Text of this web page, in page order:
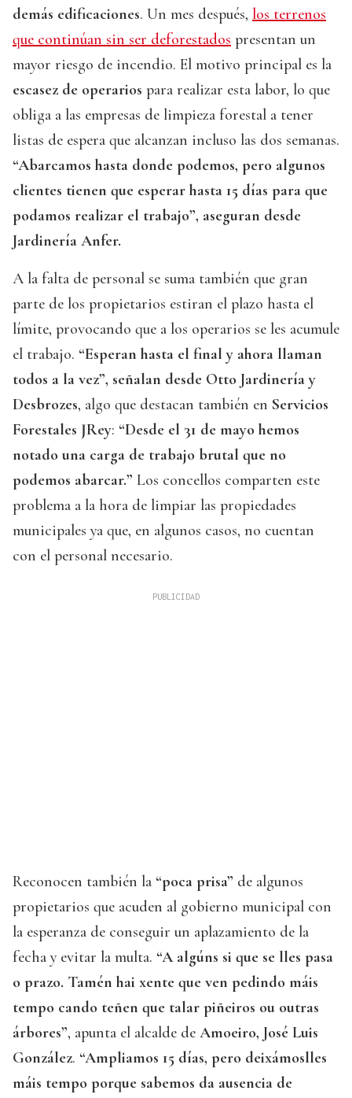
demás edificaciones. Un mes después, los terrenos
que continúan sin ser deforestados presentan un
mayor riesgo de incendio. El motivo principal es la
escasez de operarios para realizar esta labor, lo que
obliga a las empresas de limpieza forestal a tener
listas de espera que alcanzan incluso las dos semanas.
“Abarcamos hasta donde podemos, pero algunos
clientes tienen que esperar hasta 15 días para que
podamos realizar el trabajo”, aseguran desde
Jardinería Anfer.
A la falta de personal se suma también que gran
parte de los propietarios estiran el plazo hasta el
límite, provocando que a los operarios se les acumule
el trabajo. “Esperan hasta el final y ahora llaman
todos a la vez”, señalan desde Otto Jardinería y
Desbrozes, algo que destacan también en Servicios
Forestales JRey: “Desde el 31 de mayo hemos
notado una carga de trabajo brutal que no
podemos abarcar.” Los concellos comparten este
problema a la hora de limpiar las propiedades
municipales ya que, en algunos casos, no cuentan
con el personal necesario.
Reconocen también la “poca prisa” de algunos
propietarios que acuden al gobierno municipal con
la esperanza de conseguir un aplazamiento de la
fecha y evitar la multa. “A algúns si que se lles pasa
o prazo. Tamén hai xente que ven pedindo máis
tempo cando teñen que talar piñeiros ou outras
árbores”, apunta el alcalde de Amoeiro, José Luis
González. “Ampliamos 15 días, pero deixámoslles
máis tempo porque sabemos da ausencia de